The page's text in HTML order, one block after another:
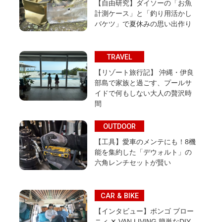
【自由研究】ダイソーの「お魚
計測ケース」と「釣り用活かし
バケツ」で夏休みの思い出作り
TRAVEL
【リゾート旅行記】 沖縄・伊良
部島で家族と過ごす、プールサ
イドで何もしない大人の贅沢時
間
OUTDOOR
【工具】愛車のメンテにも！8機
能を集約した「デウォルト」の
六角レンチセットが賢い
CAR & BIKE
【インタビュー】ボンゴ ブロー